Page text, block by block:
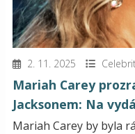
2. 11. 2025
Mariah Carey
Jacksonem: Na
Mariah Carey by byla